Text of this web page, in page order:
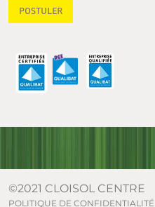
POSTULER
©2021 CLOISOL CENTRE
POLITIQUE DE CONFIDENTIALITÉ